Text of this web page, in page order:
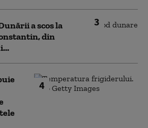
3
a scos la
din
4